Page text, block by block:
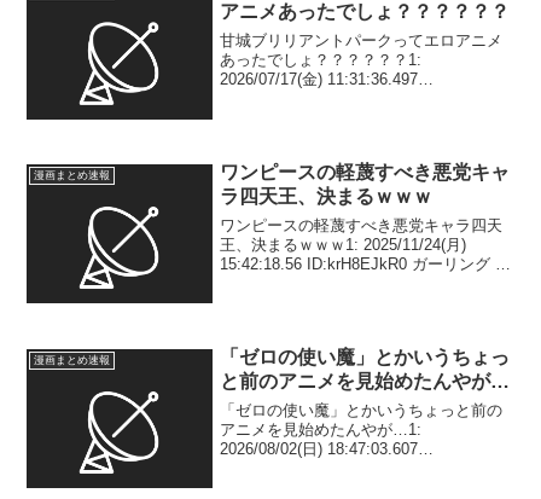
アニメあったでしょ？？？？？？
甘城ブリリアントパークってエロアニメ
あったでしょ？？？？？？1:
2026/07/17(金) 11:31:36.497
漫画まとめ速報
ワンピースの軽蔑すべき悪党キャ
ラ四天王、決まるｗｗｗ
ワンピースの軽蔑すべき悪党キャラ四天
王、決まるｗｗｗ1: 2025/11/24(月)
15:42:18.56 ID:krH8EJkR0 ガーリング シ
漫画まとめ速報
「ゼロの使い魔」とかいうちょっ
と前のアニメを見始めたんやが…
「ゼロの使い魔」とかいうちょっと前の
アニメを見始めたんやが…1:
2026/08/02(日) 18:47:03.607